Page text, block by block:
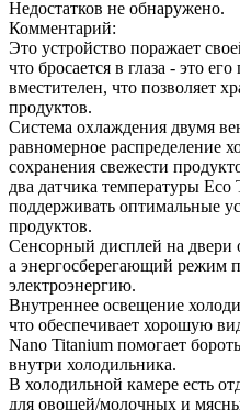
Недостатков не обнаружено.
Комментарий:
Это устройство поражает
что бросается в глаза - это
вместителен, что позволяет
продуктов.
Система охлаждения двумя
равномерное распределение
сохранения свежести
два датчика температуры
поддерживать оптимальные
продуктов.
Сенсорный дисплей на двери
а энергосберегающий режим
электроэнергию.
Внутреннее освещение
что обеспечивает хорошую
Nano Titanium помогает
внутри холодильника.
В холодильной камере есть
для овощей/молочных и